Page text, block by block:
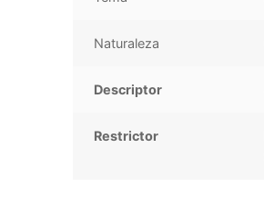
Naturaleza
Descriptor
Restrictor